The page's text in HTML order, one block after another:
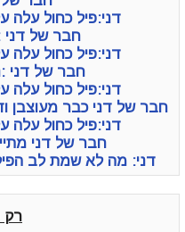
דני:פיל כחול
חבר של דני
דני:פיל כחול
חבר של דני
דני:פיל כחול
חבר של דני כבר מעוצבן
דני:פיל כחול
חבר של דני
דני: מה לא שמת לב
רק